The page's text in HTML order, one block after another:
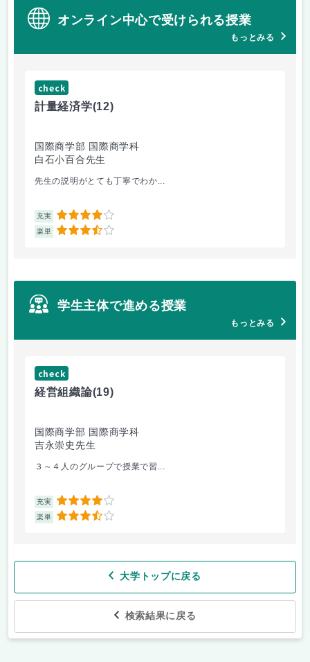
オンライン中心で受けられる授業
もっとみる
check
計量経済学(12)
国際商学部 国際商学科
白石小百合先生
先生の説明がとても丁寧でわか...
充実 4
楽単 3.5
学生主体で進める授業
もっとみる
check
経営組織論(19)
国際商学部 国際商学科
吉永崇史先生
３～４人のグループで授業で習...
充実 4
楽単 3.5
大学トップに戻る
検索結果に戻る